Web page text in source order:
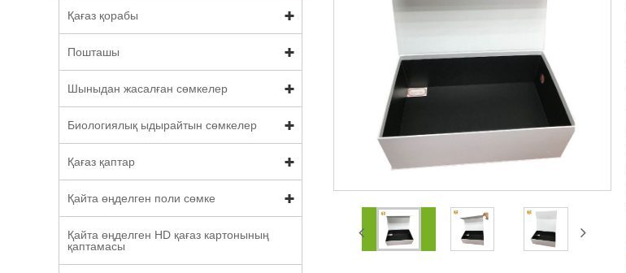
Қағаз қорабы
Пошташы
Шыныдан жасалған сөмкелер
Биологиялық ыдырайтын сөмкелер
Қағаз қаптар
Қайта өңделген поли сөмке
Қайта өңделген HD қағаз картонының
қаптамасы